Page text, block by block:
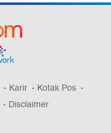
Karir
Kotak Pos
Disclaimer